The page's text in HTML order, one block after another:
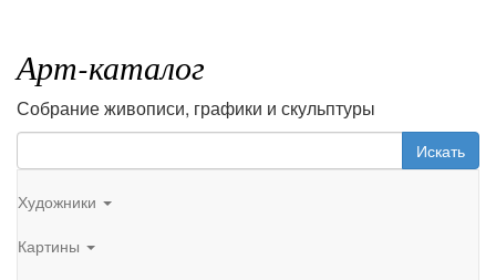
Арт-каталог
Собрание живописи, графики и скульптуры
Искать
Художники
Картины